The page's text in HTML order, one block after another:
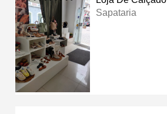
Sapataria